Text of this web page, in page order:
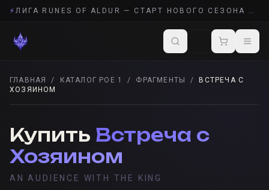
⚡ ЛИГА RUNES OF ALDUR — СТАРТ НОВОГО СЕЗОНА POE 2
ГЛАВНАЯ / КАТАЛОГ POE 1 / ФРАГМЕНТЫ /
ВСТРЕЧА С
ХОЗЯИНОМ
Купить Встреча с
Хозяином
AN AUDIENCE WITH THE KING